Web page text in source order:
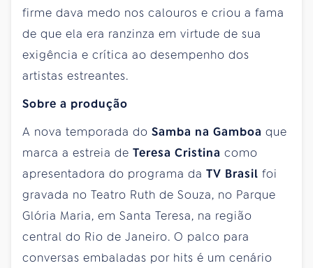
firme dava medo nos calouros e criou a fama
de que ela era ranzinza em virtude de sua
exigência e crítica ao desempenho dos
artistas estreantes.
Sobre a produção
A nova temporada do Samba na Gamboa que
marca a estreia de Teresa Cristina como
apresentadora do programa da TV Brasil foi
gravada no Teatro Ruth de Souza, no Parque
Glória Maria, em Santa Teresa, na região
central do Rio de Janeiro. O palco para
conversas embaladas por hits é um cenário